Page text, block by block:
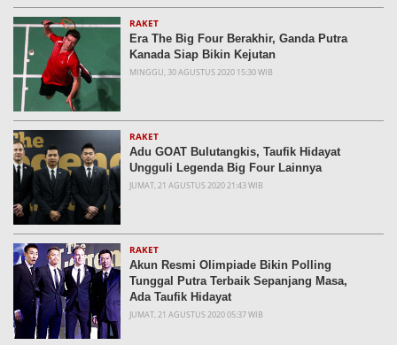
RAKET
Era The Big Four Berakhir, Ganda Putra
Kanada Siap Bikin Kejutan
MINGGU, 30 AGUSTUS 2020 15:30 WIB
RAKET
Adu GOAT Bulutangkis, Taufik Hidayat
Ungguli Legenda Big Four Lainnya
JUMAT, 21 AGUSTUS 2020 21:43 WIB
RAKET
Akun Resmi Olimpiade Bikin Polling
Tunggal Putra Terbaik Sepanjang Masa,
Ada Taufik Hidayat
JUMAT, 21 AGUSTUS 2020 05:37 WIB